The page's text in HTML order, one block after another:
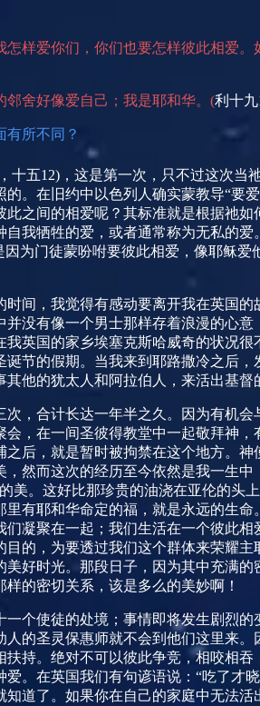
样爱你们，你们也要怎样彼此相爱
舍好像爱自己；我是耶和华。 (利十九
有所不同？
，十五12) ，这是第一次，只不过这次当
。在旧约中以色列人确实蒙教导“要
之间的相爱呢？其标准就是根据祂
我牺牲的爱，或者通常称为无私的
为门徒蒙吩咐要彼此相爱，像耶稣
间，我觉得有感动要离开我在英国
没有像一个男士那样存着浪漫的心
英国的家乡埃塞克斯哈威奇的状况很
节的假期。当我来到耶路撒冷之后
他的犹太人和阿拉伯人，来活出基督
，合计长达一年半之久。因为有机
，在一间圣彼得教堂中一起敬拜神
后，就是暂时被拘禁在这个地方。
然而这次的经历至今依然是我一生
美。这好比那珍贵的油浇在亚伦的头
里有耶和华命定的福，就是永远的生命
凝聚在一起；我们生活在一个彼此
的，为要透过我们这个群体来荣耀
好时光。那段日子，因为其中充满
的密切关系，该是多么的美妙啊！
个使徒的处境；事情即将发生剧烈
的圣灵保惠师就不会到他们这里来
持。绝对不可以彼此争竞，相咬相
。在英国我们有句谚语说：“吃了才
道了。如果你在自己的家庭中无法